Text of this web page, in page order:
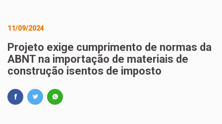
11/09/2024
Projeto exige cumprimento de normas da
ABNT na importação de materiais de
construção isentos de imposto